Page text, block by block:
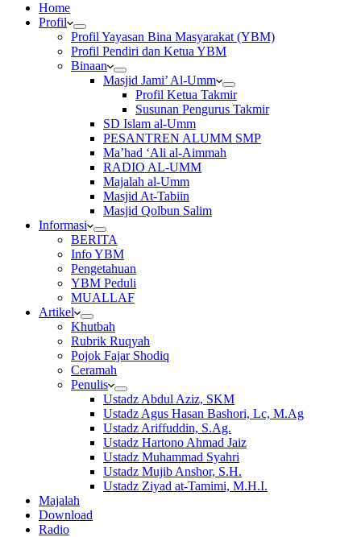
Home
Profil
Profil Yayasan Bina Masyarakat (YBM)
Profil Pendiri dan Ketua YBM
Binaan
Masjid Jami’ Al-Umm
Profil Ketua Takmir
Susunan Pengurus Takmir
SD Islam al-Umm
PESANTREN ALUMM SMP
Ma’had ‘Ali al-Aimmah
RADIO AL-UMM
Majalah al-Umm
Masjid At-Tabiin
Masjid Qolbun Salim
Informasi
BERITA
Info YBM
Pengetahuan
YBM Peduli
MUALLAF
Artikel
Khutbah
Rubrik Ruqyah
Pojok Fajar Shodiq
Ceramah
Penulis
Ustadz Abdul Aziz, SKM
Ustadz Agus Hasan Bashori, Lc, M.Ag
Ustadz Ariffuddin, S.Ag.
Ustadz Hartono Ahmad Jaiz
Ustadz Muhammad Syahri
Ustadz Mujib Anshor, S.H.
Ustadz Ziyad at-Tamimi, M.H.I.
Majalah
Download
Radio